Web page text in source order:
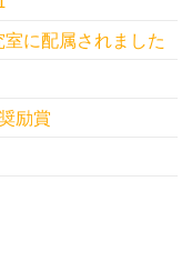
に配属されました
励賞